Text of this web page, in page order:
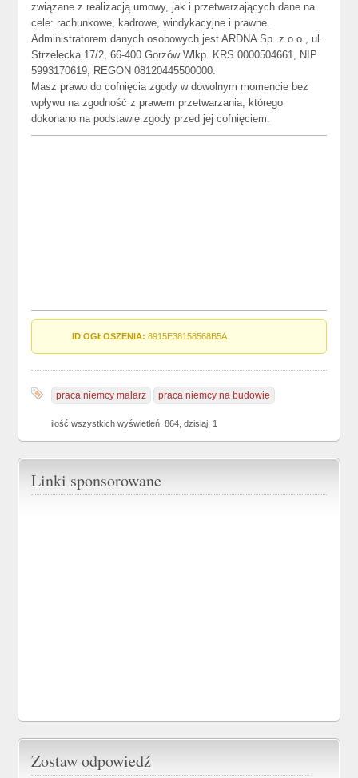
związane z realizacją umowy, jak i przetwarzających dane na
cele: rachunkowe, kadrowe, windykacyjne i prawne.
Administratorem danych osobowych jest ARDNA Sp. z o.o., ul.
Strzelecka 17/2, 66-400 Gorzów Wlkp. KRS 0000504661, NIP
5993170619, REGON 08120445500000.
Masz prawo do cofnięcia zgody w dowolnym momencie bez
wpływu na zgodność z prawem przetwarzania, którego
dokonano na podstawie zgody przed jej cofnięciem.
ID OGŁOSZENIA: 8915E38158568B5A
praca niemcy malarz praca niemcy na budowie
ilość wszystkich wyświetleń: 864, dzisiaj: 1
Linki sponsorowane
Zostaw odpowiedź